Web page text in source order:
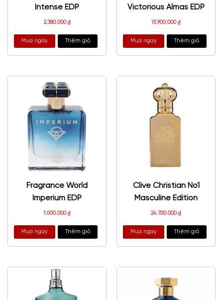
Intense EDP
2.380.000₫
Mua ngay Thêm giỏ
Victorious Almas EDP
15.900.000₫
Mua ngay Thêm giỏ
Fragrance World
Imperium EDP
1.000.000₫
Mua ngay Thêm giỏ
Clive Christian No1
Masculine Edition
24.700.000₫
Mua ngay Thêm giỏ